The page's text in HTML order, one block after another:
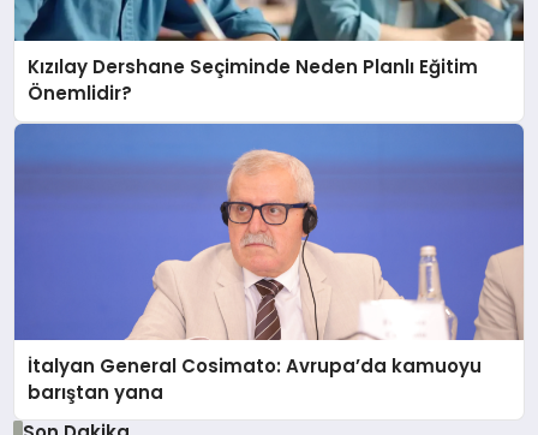
Kızılay Dershane Seçiminde Neden Planlı Eğitim
Önemlidir?
İtalyan General Cosimato: Avrupa’da kamuoyu
barıştan yana